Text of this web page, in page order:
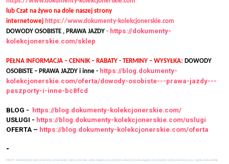
lub Czat na żywo na dole naszej strony
internetowej https://www.dokumenty-kolekcjonerskie.com
DOWODY OSOBISTE , PRAWA JAZDY - https://dokumenty-
kolekcjonerskie.com/sklep
PEŁNA INFORMACJA – CENNIK – RABATY - TERMINY – WYSYŁKA: DOWODY
OSOBISTE – PRAWA JAZDY i inne - https://blog.dokumenty-
kolekcjonerskie.com/oferta/dowody-osobiste---prawa-jazdy---
paszporty-i-inne-bc8fcd
BLOG -
https://blog.dokumenty-kolekcjonerskie.com/
USŁUGI - https://blog.dokumenty-kolekcjonerskie.com/uslugi
OFERTA – https://blog.dokumenty-kolekcjonerskie.com/oferta
-
FRAZY - dokumenty kolekcjonerskie, dokumenty kolekcjonerskie opinie, legalne dokumenty kolekcjonerskie, legalne dokumenty kolekcjonerskie ceny i opinie, dokumenty